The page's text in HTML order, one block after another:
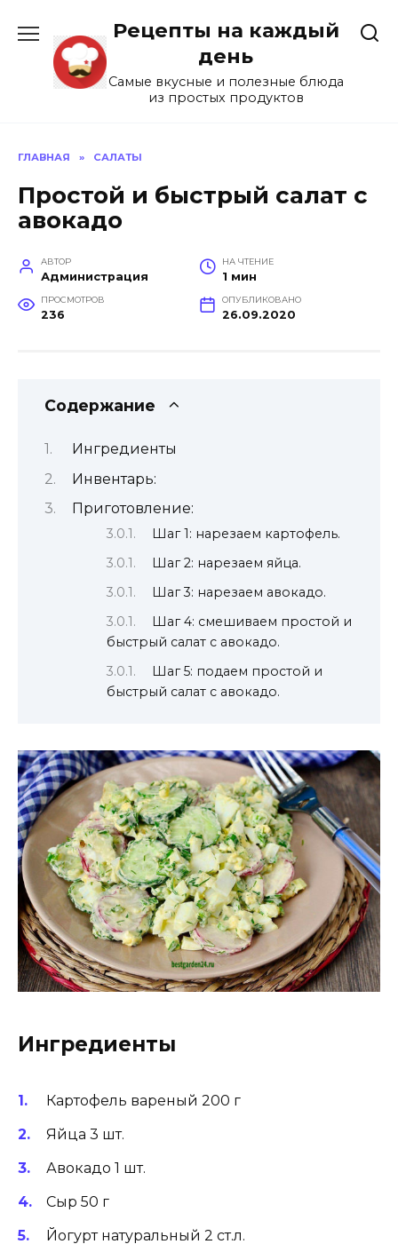
содержанию
Рецепты на каждый
день
Самые вкусные и полезные блюда
из простых продуктов
ГЛАВНАЯ » САЛАТЫ
Простой и быстрый салат с
авокадо
АВТОР
Администрация
НА ЧТЕНИЕ
1 мин
ПРОСМОТРОВ
236
ОПУБЛИКОВАНО
26.09.2020
Содержание
Ингредиенты
Инвентарь:
Приготовление:
Шаг 1: нарезаем картофель.
Шаг 2: нарезаем яйца.
Шаг 3: нарезаем авокадо.
Шаг 4: смешиваем простой и
быстрый салат с авокадо.
Шаг 5: подаем простой и
быстрый салат с авокадо.
Ингредиенты
Картофель вареный 200 г
Яйца 3 шт.
Авокадо 1 шт.
Сыр 50 г
Йогурт натуральный 2 ст.л.